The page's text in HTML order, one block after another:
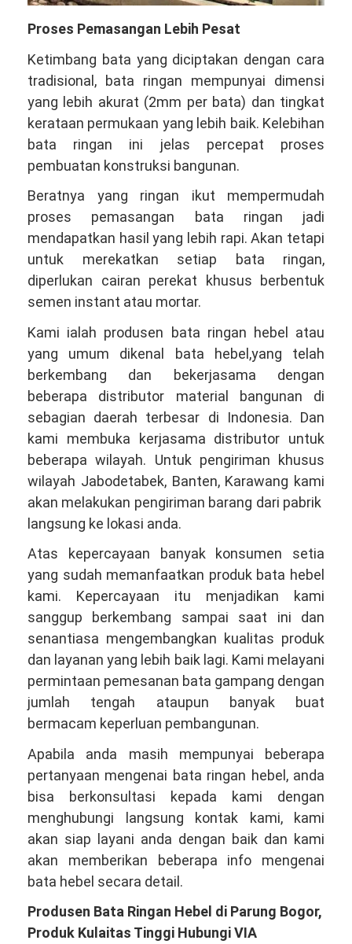
Proses Pemasangan Lebih Pesat
Ketimbang bata yang diciptakan dengan cara
tradisional, bata ringan mempunyai dimensi
yang lebih akurat (2mm per bata) dan tingkat
kerataan permukaan yang lebih baik. Kelebihan
bata ringan ini jelas percepat proses
pembuatan konstruksi bangunan.
Beratnya yang ringan ikut mempermudah
proses pemasangan bata ringan jadi
mendapatkan hasil yang lebih rapi. Akan tetapi
untuk merekatkan setiap bata ringan,
diperlukan cairan perekat khusus berbentuk
semen instant atau mortar.
Kami ialah produsen bata ringan hebel atau
yang umum dikenal bata hebel,yang telah
berkembang dan bekerjasama dengan
beberapa distributor material bangunan di
sebagian daerah terbesar di Indonesia. Dan
kami membuka kerjasama distributor untuk
beberapa wilayah. Untuk pengiriman khusus
wilayah Jabodetabek, Banten, Karawang kami
akan melakukan pengiriman barang dari pabrik
langsung ke lokasi anda.
Atas kepercayaan banyak konsumen setia
yang sudah memanfaatkan produk bata hebel
kami. Kepercayaan itu menjadikan kami
sanggup berkembang sampai saat ini dan
senantiasa mengembangkan kualitas produk
dan layanan yang lebih baik lagi. Kami melayani
permintaan pemesanan bata gampang dengan
jumlah tengah ataupun banyak buat
bermacam keperluan pembangunan.
Apabila anda masih mempunyai beberapa
pertanyaan mengenai bata ringan hebel, anda
bisa berkonsultasi kepada kami dengan
menghubungi langsung kontak kami, kami
akan siap layani anda dengan baik dan kami
akan memberikan beberapa info mengenai
bata hebel secara detail.
Produsen Bata Ringan Hebel di Parung Bogor,
Produk Kulaitas Tinggi Hubungi VIA